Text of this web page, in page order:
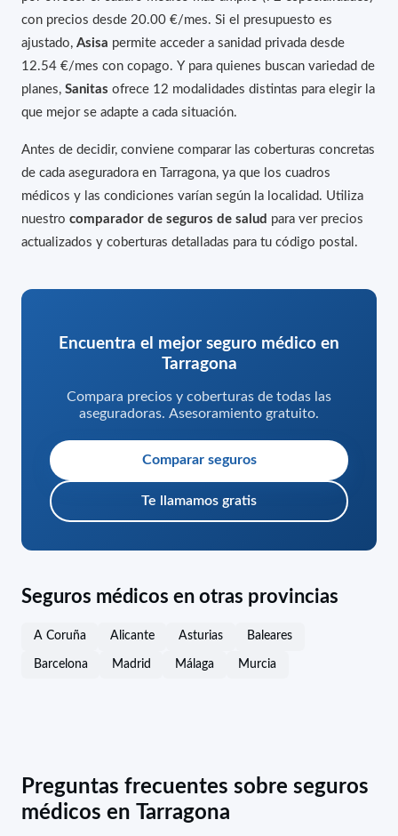
con precios desde 20.00 €/mes. Si el presupuesto es
ajustado, Asisa permite acceder a sanidad privada desde
12.54 €/mes con copago. Y para quienes buscan variedad de
planes, Sanitas ofrece 12 modalidades distintas para elegir la
que mejor se adapte a cada situación.
Antes de decidir, conviene comparar las coberturas concretas
de cada aseguradora en Tarragona, ya que los cuadros
médicos y las condiciones varían según la localidad. Utiliza
nuestro comparador de seguros de salud para ver precios
actualizados y coberturas detalladas para tu código postal.
Encuentra el mejor seguro médico en
Tarragona
Compara precios y coberturas de todas las
aseguradoras. Asesoramiento gratuito.
Comparar seguros
Te llamamos gratis
Seguros médicos en otras provincias
A Coruña Alicante Asturias Baleares
Barcelona Madrid Málaga Murcia
Preguntas frecuentes sobre seguros
médicos en Tarragona